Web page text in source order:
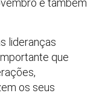
e também
lideranças
que
os seus